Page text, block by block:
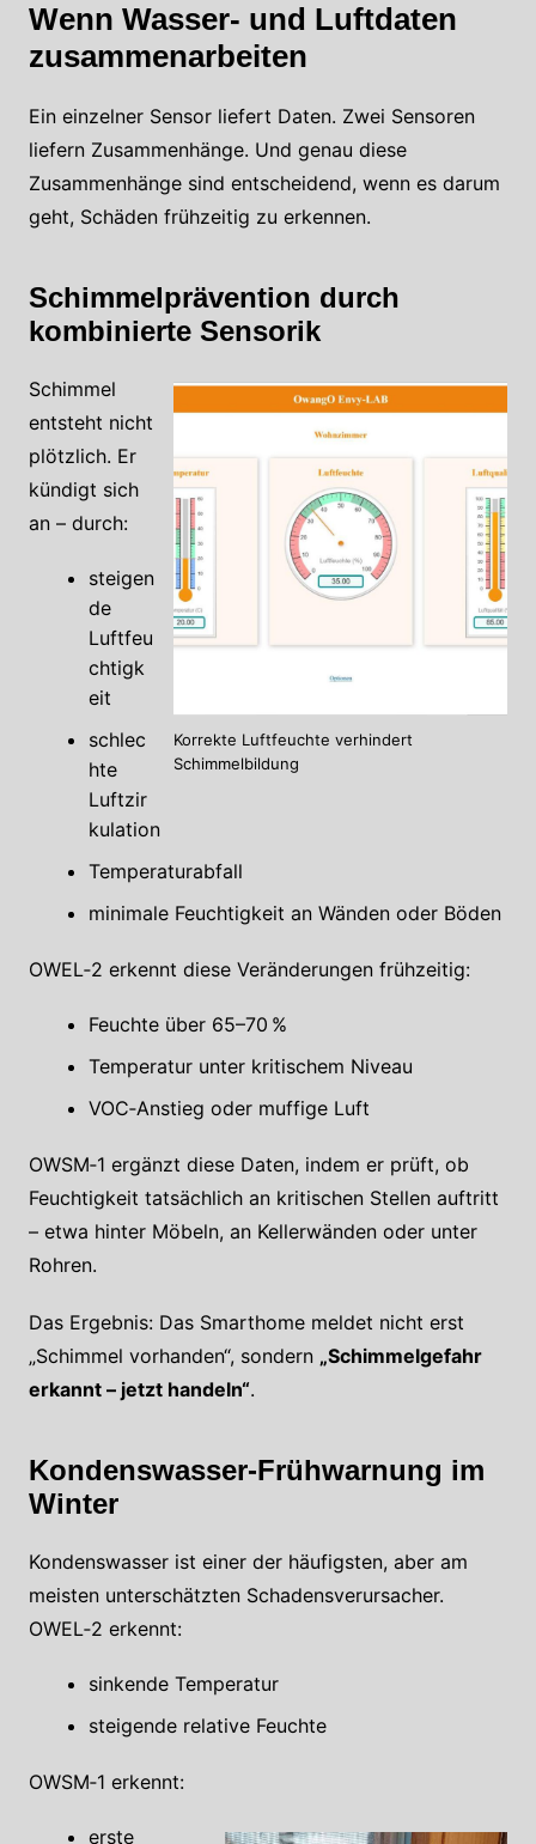
Wenn Wasser- und Luftdaten
zusammenarbeiten
Ein einzelner Sensor liefert Daten. Zwei Sensoren
liefern Zusammenhänge. Und genau diese
Zusammenhänge sind entscheidend, wenn es darum
geht, Schäden frühzeitig zu erkennen.
Schimmelprävention durch
kombinierte Sensorik
Korrekte Luftfeuchte verhindert
Schimmelbildung
Schimmel
entsteht nicht
plötzlich. Er
kündigt sich
an – durch:
steigen
de
Luftfeu
chtigk
eit
schlec
hte
Luftzir
kulation
Temperaturabfall
minimale Feuchtigkeit an Wänden oder Böden
OWEL‑2 erkennt diese Veränderungen frühzeitig:
Feuchte über 65–70 %
Temperatur unter kritischem Niveau
VOC‑Anstieg oder muffige Luft
OWSM‑1 ergänzt diese Daten, indem er prüft, ob
Feuchtigkeit tatsächlich an kritischen Stellen auftritt
– etwa hinter Möbeln, an Kellerwänden oder unter
Rohren.
Das Ergebnis: Das Smarthome meldet nicht erst
„Schimmel vorhanden“, sondern „Schimmelgefahr
erkannt – jetzt handeln“.
Kondenswasser-Frühwarnung im
Winter
Kondenswasser ist einer der häufigsten, aber am
meisten unterschätzten Schadensverursacher.
OWEL‑2 erkennt:
sinkende Temperatur
steigende relative Feuchte
OWSM‑1 erkennt:
erste